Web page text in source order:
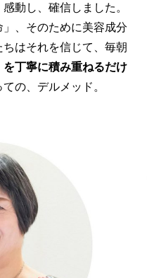
動し、確信しました。
、そのために美容成分
はそれを信じて、毎朝
丁寧に積み重ねるだけ
の、デルメッド。